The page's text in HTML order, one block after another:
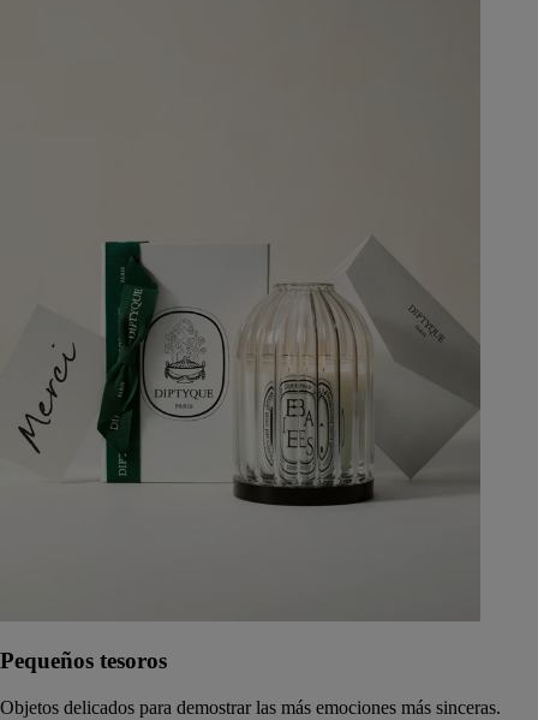
Pequeños tesoros
Objetos delicados para demostrar las más emociones más sinceras.